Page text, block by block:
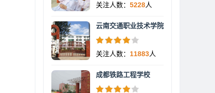
关注人数： 5228人
云南交通职业技术学院
关注人数： 11883人
成都铁路工程学校